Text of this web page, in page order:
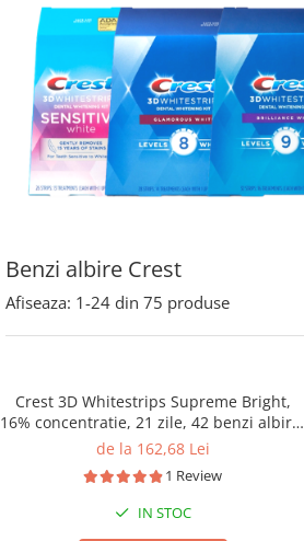
Benzi albire Crest
Afiseaza: 1-24 din 75 produse
Crest 3D Whitestrips Supreme Bright,
16% concentratie, 21 zile, 42 benzi albire,
nivel albire 24, aplicare 60 min, benzi
de la 162,68 Lei
1 Review
IN STOC